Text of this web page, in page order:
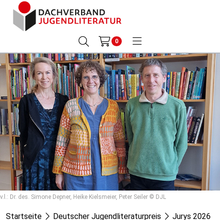
0
v.l.: Dr. des. Simone Depner, Heike Kielsmeier, Peter Seiler © DJL
Startseite Deutscher Jugendliteraturpreis Jurys 2026